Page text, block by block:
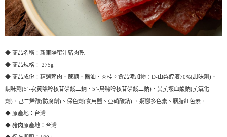
◆ 商品名稱：新東陽蜜汁豬肉乾
◆ 商品規格： 275g
◆ 商品成份：精選豬肉、蔗糖、醬油、肉桂。食品添加物：D-山梨醇液70%(甜味劑)、
調味劑(5’-次黃嘌呤核苷磷酸二鈉、5’-鳥嘌呤核苷磷酸二鈉)、異抗壞血酸鈉(抗氧化
劑)、己二烯酸(防腐劑)、保色劑(食用鹽、亞硝酸鈉) 、婀娜多色素、胭脂紅色素。
◆ 原產地：台灣
◆ 豬肉原產地：台灣